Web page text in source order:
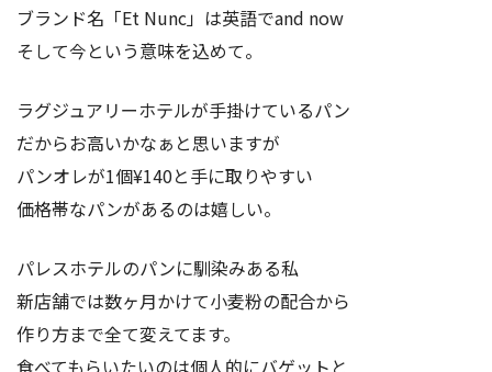
ブランド名「Et Nunc」は英語でand now
そして今という意味を込めて。
ラグジュアリーホテルが手掛けているパン
だからお高いかなぁと思いますが
パンオレが1個¥140と手に取りやすい
価格帯なパンがあるのは嬉しい。
パレスホテルのパンに馴染みある私
新店舗では数ヶ月かけて小麦粉の配合から
作り方まで全て変えてます。
食べてもらいたいのは個人的にバゲットと